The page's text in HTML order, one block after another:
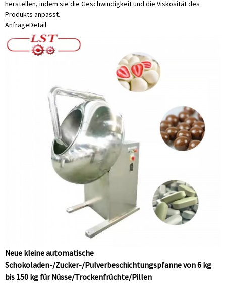
herstellen, indem sie die Geschwindigkeit und die Viskosität des
Produkts anpasst.
AnfrageDetail
Neue kleine automatische
Schokoladen-/Zucker-/Pulverbeschichtungspfanne von 6 kg
bis 150 kg für Nüsse/Trockenfrüchte/Pillen